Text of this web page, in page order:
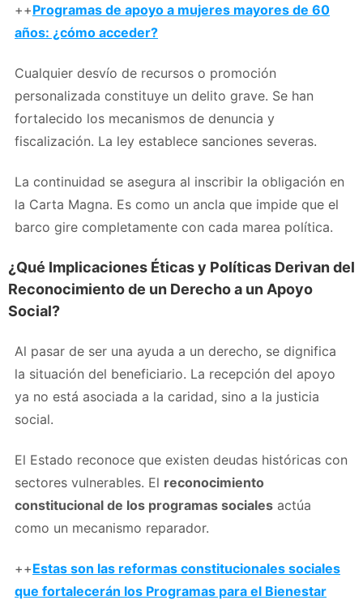
++Programas de apoyo a mujeres mayores de 60
años: ¿cómo acceder?
Cualquier desvío de recursos o promoción
personalizada constituye un delito grave. Se han
fortalecido los mecanismos de denuncia y
fiscalización. La ley establece sanciones severas.
La continuidad se asegura al inscribir la obligación en
la Carta Magna. Es como un ancla que impide que el
barco gire completamente con cada marea política.
¿Qué Implicaciones Éticas y Políticas Derivan del
Reconocimiento de un Derecho a un Apoyo
Social?
Al pasar de ser una ayuda a un derecho, se dignifica
la situación del beneficiario. La recepción del apoyo
ya no está asociada a la caridad, sino a la justicia
social.
El Estado reconoce que existen deudas históricas con
sectores vulnerables. El reconocimiento
constitucional de los programas sociales actúa
como un mecanismo reparador.
++Estas son las reformas constitucionales sociales
que fortalecerán los Programas para el Bienestar